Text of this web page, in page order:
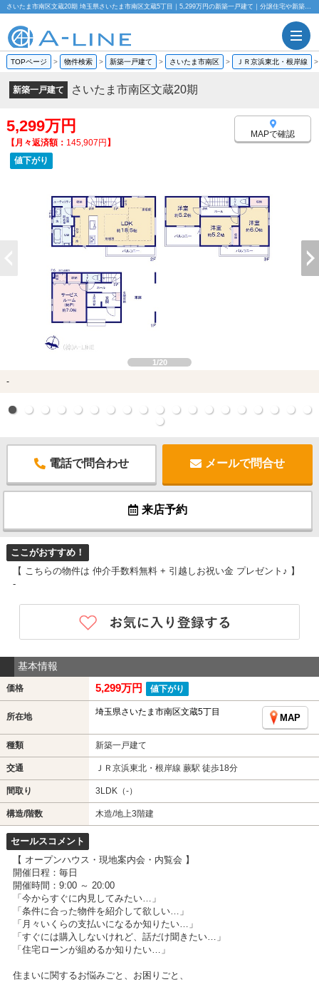
さいたま市南区文蔵20期 埼玉県さいたま市南区文蔵5丁目｜5,299万円の新築一戸建て｜分譲住宅や新築物件｜株式会社A-LINE
TOPページ > 物件検索 > 新築一戸建て > さいたま市南区 > ＪＲ京浜東北・根岸線
新築一戸建て さいたま市南区文蔵20期
5,299万円
【月々返済額： 145,907円】
値下がり
MAPで確認
1/20
-
電話で問合わせ メールで問合せ
来店予約
ここがおすすめ！
【 こちらの物件は 仲介手数料無料 + 引越しお祝い金 プレゼント♪ 】
-
基本情報
価格 5,299万円 値下がり
所在地 埼玉県さいたま市南区文蔵5丁目
MAP
種類 新築一戸建て
交通 ＪＲ京浜東北・根岸線 蕨駅 徒歩18分
間取り 3LDK（-）
構造/階数 木造/地上3階建
セールスコメント
【 オープンハウス・現地案内会・内覧会 】
開催日程：毎日
開催時間：9:00 ～ 20:00
「今からすぐに内見してみたい…」
「条件に合った物件を紹介して欲しい…」
「月々いくらの支払いになるか知りたい…」
「すぐには購入しないけれど、話だけ聞きたい…」
「住宅ローンが組めるか知りたい…」
住まいに関するお悩みごと、お困りごと、